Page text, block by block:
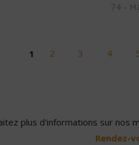
74 -
1 2 3 4
plus d'informations sur nos
Rendez-